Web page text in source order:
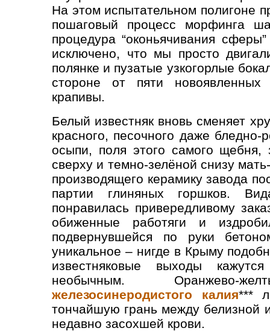
На этом испытательном полигоне
пошаговый процесс морфинга
процедура “оконьячивания
исключено, что мы просто
полянке и пузатые узкогорлые
стороне от пяти
крапивы.
Белый известняк вновь сменяет
красного, песочного даже бледно-
осыпи, поля этого самого щебня,
сверху и темно-зелёной снизу
производящего керамику завода
партии глиняных горшков.
понравилась привередливому
обиженные работяги и
подвернувшейся по руки
уникальное – нигде в Крыму
известняковые выходы
необычным. Оранжево-
железосинеродистого калия***
тончайшую грань между белизной
недавно засохшей крови.